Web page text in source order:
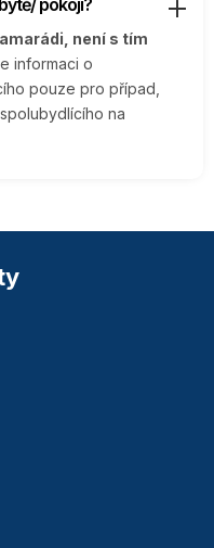
pokoji?
není s tím
informaci o
pouze pro případ,
na